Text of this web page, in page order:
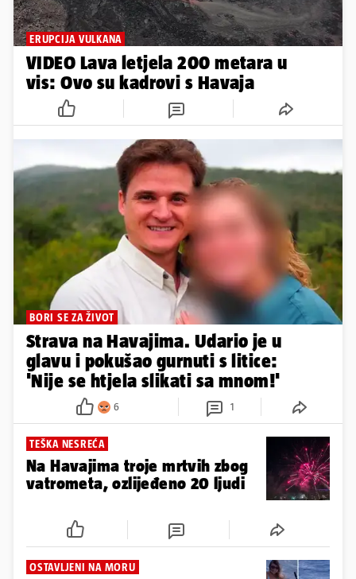
ERUPCIJA VULKANA
VIDEO Lava letjela 200 metara u
vis: Ovo su kadrovi s Havaja
BORI SE ZA ŽIVOT
Strava na Havajima. Udario je u
glavu i pokušao gurnuti s litice:
'Nije se htjela slikati sa mnom!'
6 1
TEŠKA NESREĆA
Na Havajima troje mrtvih zbog
vatrometa, ozlijeđeno 20 ljudi
OSTAVLJENI NA MORU